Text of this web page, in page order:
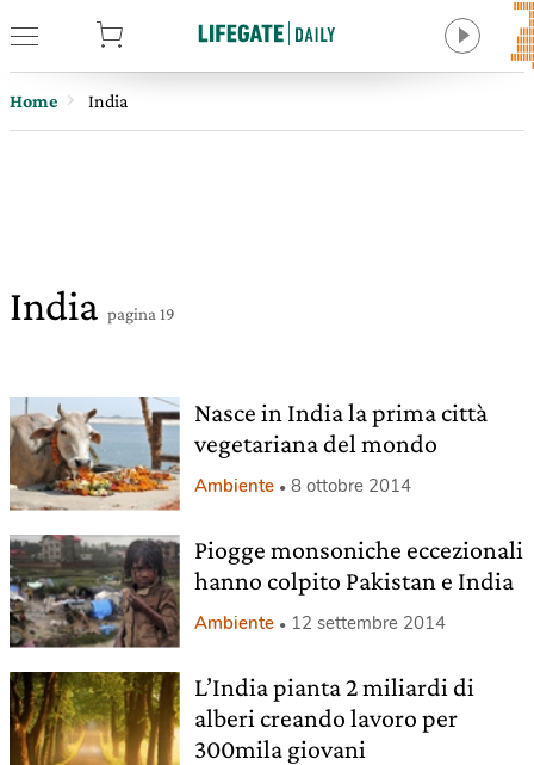
Home India
India pagina 19
Nasce in India la prima città
vegetariana del mondo
Ambiente 8 ottobre 2014
Piogge monsoniche eccezionali
hanno colpito Pakistan e India
Ambiente 12 settembre 2014
L’India pianta 2 miliardi di
alberi creando lavoro per
300mila giovani